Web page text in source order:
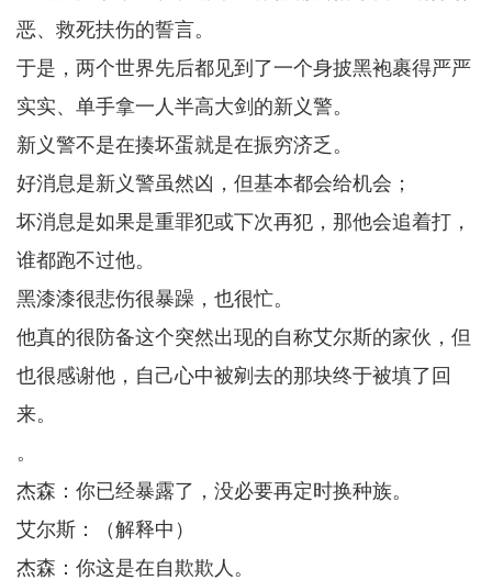
恶、救死扶伤的誓言。
于是，两个世界先后都见到了一个身披黑袍裹得严严
实实、单手拿一人半高大剑的新义警。
新义警不是在揍坏蛋就是在振穷济乏。
好消息是新义警虽然凶，但基本都会给机会；
坏消息是如果是重罪犯或下次再犯，那他会追着打，
谁都跑不过他。
黑漆漆很悲伤很暴躁，也很忙。
他真的很防备这个突然出现的自称艾尔斯的家伙，但
也很感谢他，自己心中被剜去的那块终于被填了回
来。
。
杰森：你已经暴露了，没必要再定时换种族。
艾尔斯：（解释中）
杰森：你这是在自欺欺人。